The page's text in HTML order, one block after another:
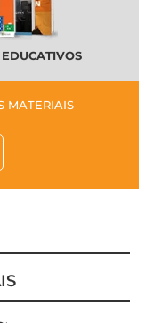
MATERIAIS